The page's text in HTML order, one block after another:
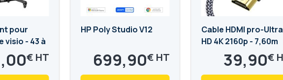
pour
visio - 43 à
€
€
HP Poly Studio V12
699,90€
839,88 €
Cable HDMI pro-Ultra
HD 4K 2160p - 7,60m
39,90€
47,88€